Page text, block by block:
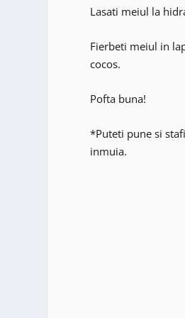
Lasati meiul la
Fierbeti meiul in
cocos.
Pofta buna!
*Puteti pune si
inmuia.